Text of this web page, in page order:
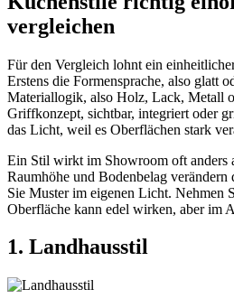
vergleichen
Für den Vergleich lohnt ein
Erstens die Formensprache, also glatt
Materiallogik, also Holz, Lack, Metall
Griffkonzept, sichtbar, integriert oder
das Licht, weil es Oberflächen stark
Ein Stil wirkt im Showroom oft anders
Raumhöhe und Bodenbelag verändern
Sie Muster im eigenen Licht. Nehmen
Oberfläche kann edel wirken, aber im
1. Landhausstil